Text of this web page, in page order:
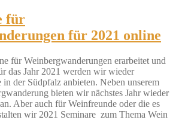
für
für 2021 online
für Weinbergwanderungen erarbeitet und
das Jahr 2021 werden wir wieder
in der Südpfalz anbieten. Neben unserem
bieten wir nächstes Jahr wieder
Aber auch für Weinfreunde oder die es
wir 2021 Seminare zum Thema Wein